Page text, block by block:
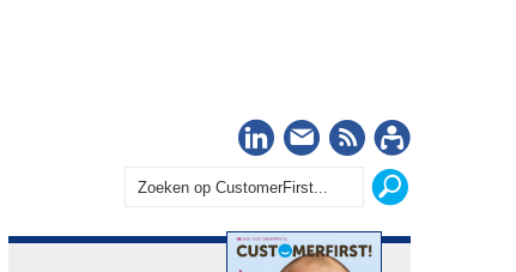
LinkedIn
Nieuwsbrief
RSS